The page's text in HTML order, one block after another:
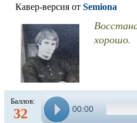
Кавер-версия от Semiona
хорошо.
Баллов:
32 00:00